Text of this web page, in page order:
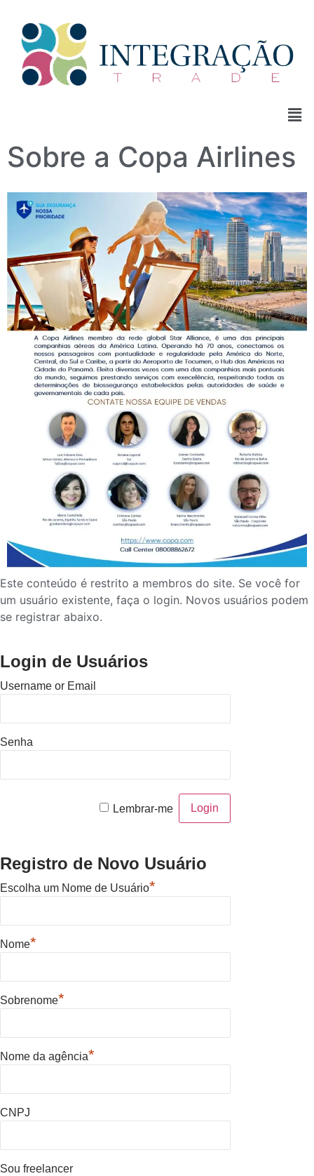
Sobre a Copa Airlines
Este conteúdo é restrito a membros do site. Se você for
um usuário existente, faça o login. Novos usuários podem
se registrar abaixo.
Login de Usuários
Username or Email
Senha
Lembrar-me
Registro de Novo Usuário
Escolha um Nome de Usuário*
Nome*
Sobrenome*
Nome da agência*
CNPJ
Sou freelancer